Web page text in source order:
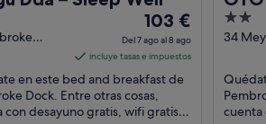
El
precio
es
de
103 €
por
103 €
Del 7 ago al 8 ago
incluye tasas e impuestos
en este bed and breakfast de
Dock. Entre otras cosas,
con desayuno gratis, wifi gratis y
Stay
2
out
5
34
cuenta